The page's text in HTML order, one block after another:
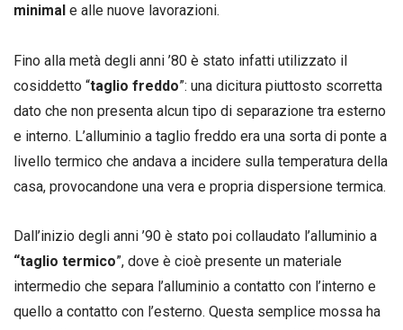
minimal e alle nuove lavorazioni.
Fino alla metà degli anni ’80 è stato infatti utilizzato il
cosiddetto “taglio freddo”: una dicitura piuttosto scorretta
dato che non presenta alcun tipo di separazione tra esterno
e interno. L’alluminio a taglio freddo era una sorta di ponte a
livello termico che andava a incidere sulla temperatura della
casa, provocandone una vera e propria dispersione termica.
Dall’inizio degli anni ’90 è stato poi collaudato l’alluminio a
“taglio termico”, dove è cioè presente un materiale
intermedio che separa l’alluminio a contatto con l’interno e
quello a contatto con l’esterno. Questa semplice mossa ha